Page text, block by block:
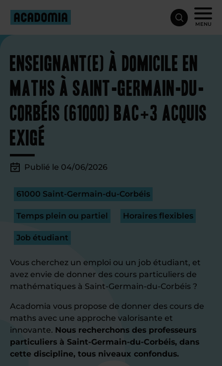
MENU
Enseignant(e) à domicile en
maths à Saint-Germain-du-
Corbéis (61000) Bac+3 acquis
exigé
Publié le 04/06/2026
61000 Saint-Germain-du-Corbéis
Temps plein ou partiel Horaires flexibles
Job étudiant
Vous cherchez un emploi ou un job étudiant, et
avez envie de donner des cours particuliers de
mathématiques à Saint-Germain-du-Corbéis ?
Acadomia vous propose de donner des cours de
maths avec une approche valorisante et
innovante. Nous recherchons des professeurs
particuliers à Saint-Germain-du-Corbéis, dans
cette discipline, tous niveaux confondus.